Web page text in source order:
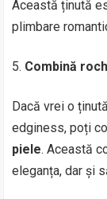
Această ținută
plimbare
Combină
Dacă vrei o
edginess, poți
piele. Această
eleganța, dar și